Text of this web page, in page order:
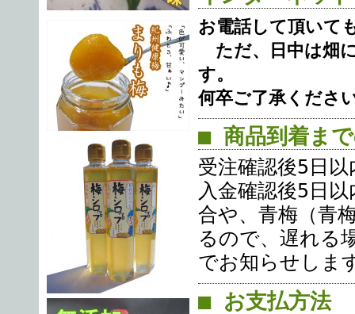
お電話して頂いて
ただ、日中は畑
す。
何卒ご了承くださ
■ 商品到着ま
受注確認後5日
入金確認後5日
合や、青梅（青
るので、遅れる
でお知らせしま
■ お支払方法